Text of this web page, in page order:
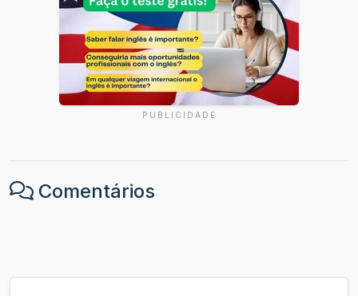
PUBLICIDADE
Comentários